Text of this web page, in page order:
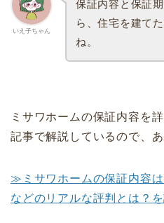
いえ子ちゃん
保証内容と保証
ら、住宅を建て
ね。
ミサワホームの保証内容を
記事で解説しているので、
≫ミサワホームの保証内容
などのリアルな評判とは？